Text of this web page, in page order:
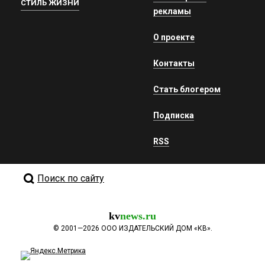
СТИЛЬ ЖИЗНИ
рекламы
О проекте
Контакты
Стать блогером
Подписка
RSS
Поиск по сайту
kvnews.ru
© 2001—2026 ООО ИЗДАТЕЛЬСКИЙ ДОМ «КВ».